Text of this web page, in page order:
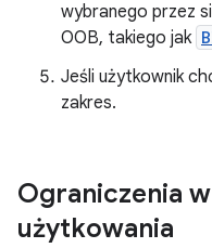
wybranego przez
OOB, takiego jak
Jeśli użytkownik
zakres.
Ograniczenia
użytkowania